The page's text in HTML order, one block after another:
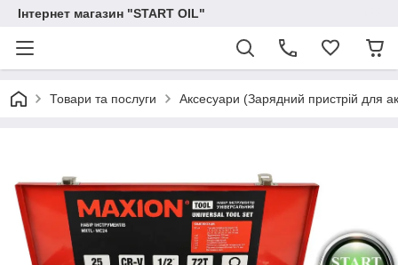
Інтернет магазин "START OIL"
Товари та послуги Аксесуари (Зарядний пристрій для